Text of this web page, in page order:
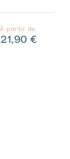
À partir de
21,90 €